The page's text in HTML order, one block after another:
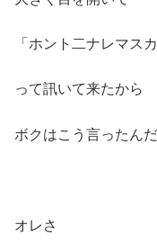
「ホント二ナレマスカ
って訊いて来たから
ボクはこう言ったん
オレさ